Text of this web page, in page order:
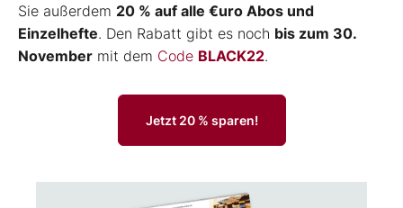
Sie außerdem 20 % auf alle €uro Abos und
Einzelhefte. Den Rabatt gibt es noch bis zum 30.
November mit dem Code BLACK22.
Jetzt 20 % sparen!